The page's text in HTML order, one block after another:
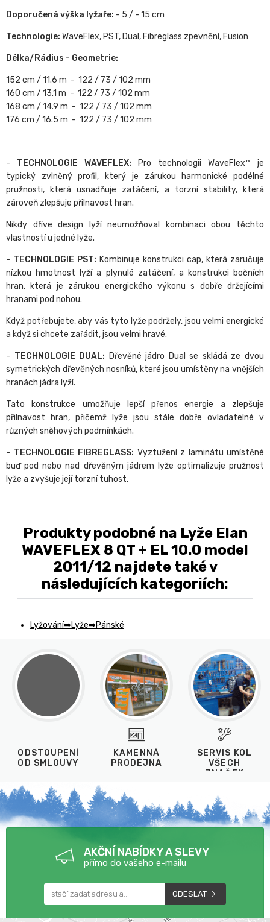
Doporučená výška lyžaře: - 5 / - 15 cm
Technologie: WaveFlex, PST, Dual, Fibreglass zpevnění, Fusion
Délka/Rádius - Geometrie:
152 cm / 11.6 m - 122 / 73 / 102 mm
160 cm / 13.1 m - 122 / 73 / 102 mm
168 cm / 14.9 m - 122 / 73 / 102 mm
176 cm / 16.5 m - 122 / 73 / 102 mm
- TECHNOLOGIE WAVEFLEX: Pro technologii WaveFlex™ je
typický zvlněný profil, který je zárukou harmonické podélné
pružnosti, která usnadňuje zatáčení, a torzní stability, která
zároveň zlepšuje přilnavost hran.
Nikdy dříve design lyží neumožňoval kombinaci obou těchto
vlastností u jedné lyže.
- TECHNOLOGIE PST: Kombinuje konstrukci cap, která zaručuje
nízkou hmotnost lyží a plynulé zatáčení, a konstrukci bočních
hran, která je zárukou energického výkonu s dobře držejícími
hranami pod nohou.
Když potřebujete, aby vás tyto lyže podržely, jsou velmi energické
a když si chcete zařádit, jsou velmi hravé.
- TECHNOLOGIE DUAL: Dřevěné jádro Dual se skládá ze dvou
symetrických dřevěných nosníků, které jsou umístěny na vnějších
hranách jádra lyží.
Tato konstrukce umožňuje lepší přenos energie a zlepšuje
přilnavost hran, přičemž lyže jsou stále dobře ovladatelné v
různých sněhových podmínkách.
- TECHNOLOGIE FIBREGLASS: Vyztužení z laminátu umístěné
buď pod nebo nad dřevěným jádrem lyže optimalizuje pružnost
lyže a zvyšuje její torzní tuhost.
Produkty podobné na Lyže Elan
WAVEFLEX 8 QT + EL 10.0 model
2011/12 najdete také v
následujících kategoriích:
Lyžování Lyže Pánské
ODSTOUPENÍ
OD SMLOUVY
KAMENNÁ
PRODEJNA
SERVIS KOL
VŠECH
ZNAČEK
AKČNÍ NABÍDKY A SLEVY
přímo do vašeho e-mailu
ODESLAT